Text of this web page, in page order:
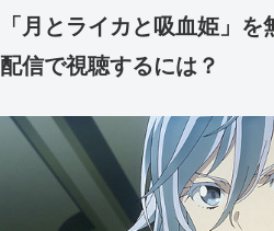
「月とライカと吸血姫」
配信で視聴するには？